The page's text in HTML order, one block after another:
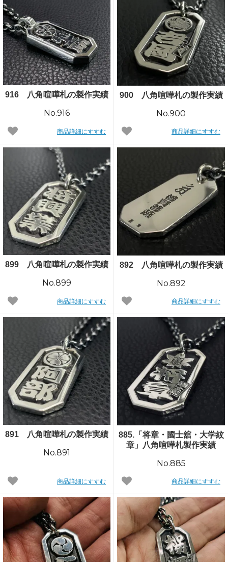
916 八角喧嘩札の製作実績
No.916
商品詳細にすすむ
900 八角喧嘩札の製作実績
No.900
商品詳細にすすむ
899 八角喧嘩札の製作実績
No.899
商品詳細にすすむ
892 八角喧嘩札の製作実績
No.892
商品詳細にすすむ
891 八角喧嘩札の製作実績
No.891
商品詳細にすすむ
885.「将章・國士舘・大学紋
章」八角喧嘩札製作実績
No.885
商品詳細にすすむ